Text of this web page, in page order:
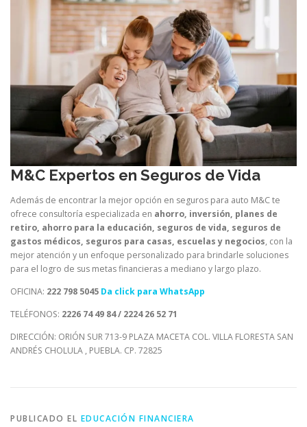
M&C Expertos en Seguros de Vida
Además de encontrar la mejor opción en seguros para auto M&C te
ofrece consultoría especializada en ahorro, inversión, planes de
retiro, ahorro para la educación, seguros de vida, seguros de
gastos médicos, seguros para casas, escuelas y negocios, con la
mejor atención y un enfoque personalizado para brindarle soluciones
para el logro de sus metas financieras a mediano y largo plazo.
OFICINA: 222 798 5045 Da click para WhatsApp
TELÉFONOS: 2226 74 49 84 / 2224 26 52 71
DIRECCIÓN: ORIÓN SUR 713-9 PLAZA MACETA COL. VILLA FLORESTA SAN
ANDRÉS CHOLULA , PUEBLA. CP. 72825​
PUBLICADO EL EDUCACIÓN FINANCIERA